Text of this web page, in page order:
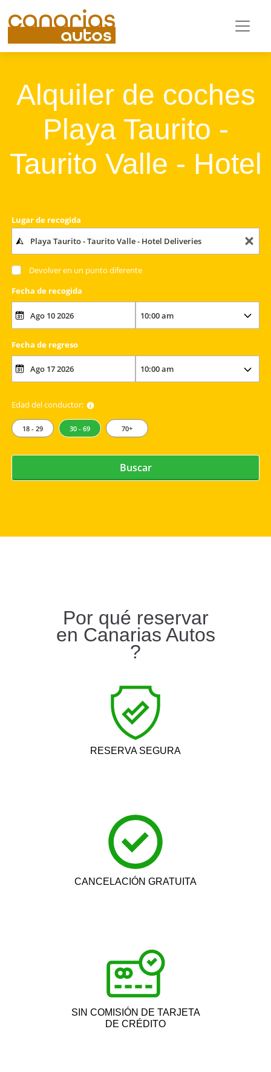
Alquiler de coches
Playa Taurito -
Taurito Valle - Hotel
Lugar de recogida
Devolver en un punto diferente
Fecha de recogida
Fecha de regreso
Edad del conductor:
18 - 29 30 - 69 70+
Buscar
Por qué reservar
en Canarias Autos
?
RESERVA SEGURA
CANCELACIÓN GRATUITA
SIN COMISIÓN DE TARJETA
DE CRÉDITO